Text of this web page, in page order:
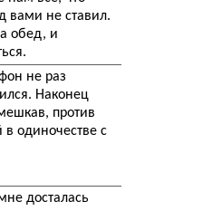
вами не ставил.
обед, и
не раз
Наконец
против
одиночестве с
досталась